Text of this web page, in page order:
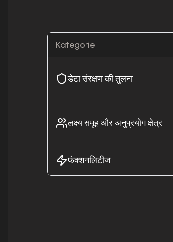
Kategorie
डेटा संरक्षण की तुलना
लक्ष्य समूह और अनुप्रयोग क्षेत्र
फंक्शनलिटीज